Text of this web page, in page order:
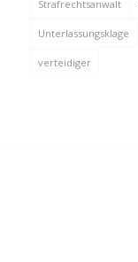
Strafrechtsanwalt
Unterlassungsklage
verteidiger